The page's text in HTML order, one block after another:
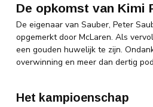
De opkomst van Kimi
De eigenaar van Sauber, Peter
opgemerkt door McLaren. Als
een gouden huwelijk te zijn.
overwinning en meer dan dertig
Het kampioenschap